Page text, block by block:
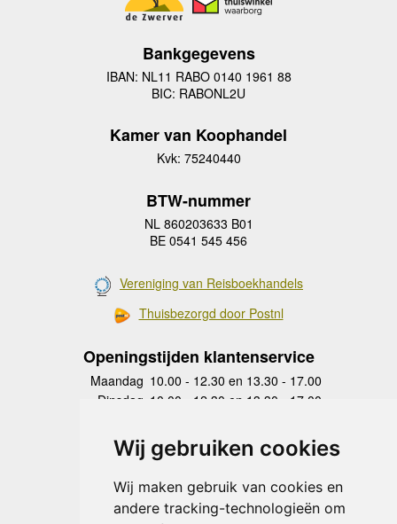
Wij gebruiken cookies
Wij maken gebruik van cookies en
andere tracking-technologieën om
Bankgegevens
IBAN: NL11 RABO 0140 1961 88
BIC: RABONL2U
Kamer van Koophandel
Kvk: 75240440
BTW-nummer
NL 860203633 B01
BE 0541 545 456
Vereniging van Reisboekhandels
Thuisbezorgd door Postnl
Openingstijden klantenservice
Maandag 10.00 - 12.30 en 13.30 - 17.00
Dinsdag 10.00 - 12.30 en 13.30 - 17.00
Donderdag
10.00 - 12.30 en 13.30 - 17.00
Vrijdag 10.00 - 12.30 en 13.30 - 17.00
Zaterdag
gesloten
Zondag gesloten